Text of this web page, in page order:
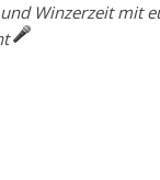
Winzerzeit mit